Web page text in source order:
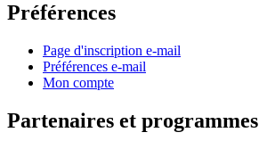
Préférences
Page d'inscription e-mail
Préférences e-mail
Mon compte
Partenaires et programmes